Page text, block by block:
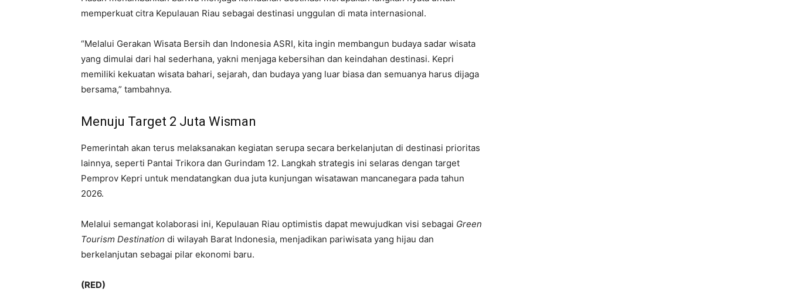
memperkuat citra Kepulauan Riau sebagai destinasi unggulan di mata internasional.
“Melalui Gerakan Wisata Bersih dan Indonesia ASRI, kita ingin membangun budaya sadar wisata
yang dimulai dari hal sederhana, yakni menjaga kebersihan dan keindahan destinasi. Kepri
memiliki kekuatan wisata bahari, sejarah, dan budaya yang luar biasa dan semuanya harus dijaga
bersama,” tambahnya.
Menuju Target 2 Juta Wisman
Pemerintah akan terus melaksanakan kegiatan serupa secara berkelanjutan di destinasi prioritas
lainnya, seperti Pantai Trikora dan Gurindam 12. Langkah strategis ini selaras dengan target
Pemprov Kepri untuk mendatangkan dua juta kunjungan wisatawan mancanegara pada tahun
2026.
Melalui semangat kolaborasi ini, Kepulauan Riau optimistis dapat mewujudkan visi sebagai Green
Tourism Destination di wilayah Barat Indonesia, menjadikan pariwisata yang hijau dan
berkelanjutan sebagai pilar ekonomi baru.
(RED)